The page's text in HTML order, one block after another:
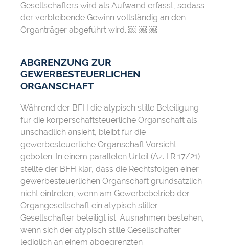
Gesellschafters wird als Aufwand erfasst, sodass
der verbleibende Gewinn vollständig an den
Organträger abgeführt wird. ￼ ￼ ￼
ABGRENZUNG ZUR
GEWERBESTEUERLICHEN
ORGANSCHAFT
Während der BFH die atypisch stille Beteiligung
für die körperschaftsteuerliche Organschaft als
unschädlich ansieht, bleibt für die
gewerbesteuerliche Organschaft Vorsicht
geboten. In einem parallelen Urteil (Az. I R 17/21)
stellte der BFH klar, dass die Rechtsfolgen einer
gewerbesteuerlichen Organschaft grundsätzlich
nicht eintreten, wenn am Gewerbebetrieb der
Organgesellschaft ein atypisch stiller
Gesellschafter beteiligt ist. Ausnahmen bestehen,
wenn sich der atypisch stille Gesellschafter
lediglich an einem abgegrenzten